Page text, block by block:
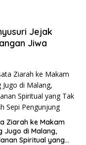
Jejak
Jiwa
Ziarah ke Makam
Jugo di Malang,
Spiritual yang